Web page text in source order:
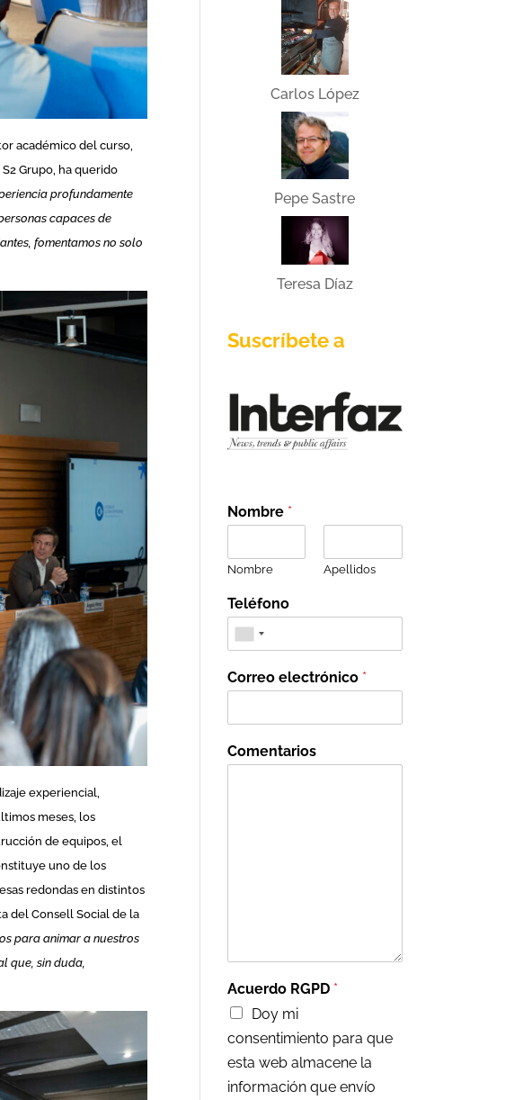
académico del curso,
Grupo, ha querido
profundamente
capaces de
fomentamos no solo
experiencial,
meses, los
de equipos, el
uno de los
redondas en distintos
del Consell Social de la
para animar a nuestros
que, sin duda,
Carlos López
Pepe Sastre
Teresa Díaz
Suscríbete a
Nombre *
Nombre Apellidos
Teléfono
Correo electrónico *
Comentarios
Acuerdo RGPD *
Doy mi
consentimiento para que
esta web almacene la
información que envío